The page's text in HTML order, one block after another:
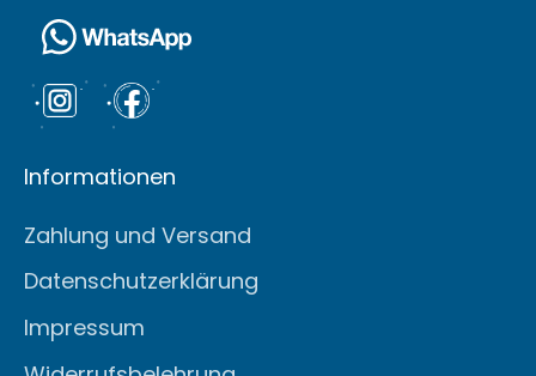
Informationen
Zahlung und Versand
Datenschutzerklärung
Impressum